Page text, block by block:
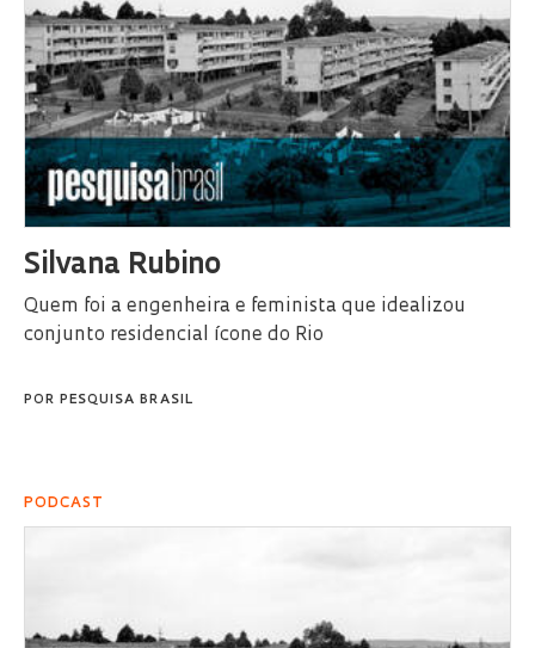
Silvana Rubino
Quem foi a engenheira e feminista que idealizou
conjunto residencial ícone do Rio
POR PESQUISA BRASIL
PODCAST